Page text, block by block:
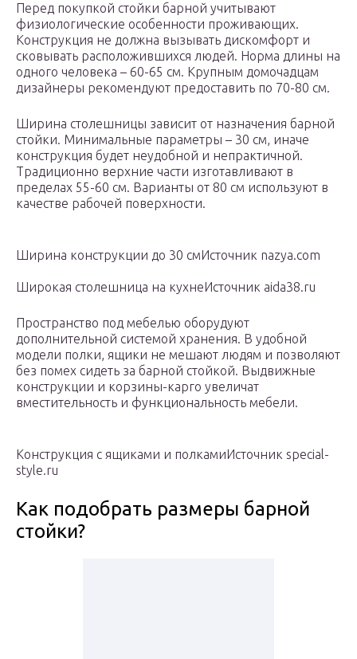
Перед покупкой стойки барной учитывают
физиологические особенности проживающих.
Конструкция не должна вызывать дискомфорт и
сковывать расположившихся людей. Норма длины на
одного человека – 60-65 см. Крупным домочадцам
дизайнеры рекомендуют предоставить по 70-80 см.
Ширина столешницы зависит от назначения барной
стойки. Минимальные параметры – 30 см, иначе
конструкция будет неудобной и непрактичной.
Традиционно верхние части изготавливают в
пределах 55-60 см. Варианты от 80 см используют в
качестве рабочей поверхности.
Ширина конструкции до 30 смИсточник nazya.com
Широкая столешница на кухнеИсточник aida38.ru
Пространство под мебелью оборудуют
дополнительной системой хранения. В удобной
модели полки, ящики не мешают людям и позволяют
без помех сидеть за барной стойкой. Выдвижные
конструкции и корзины-карго увеличат
вместительность и функциональность мебели.
Конструкция с ящиками и полкамиИсточник special-
style.ru
Как подобрать размеры барной
стойки?